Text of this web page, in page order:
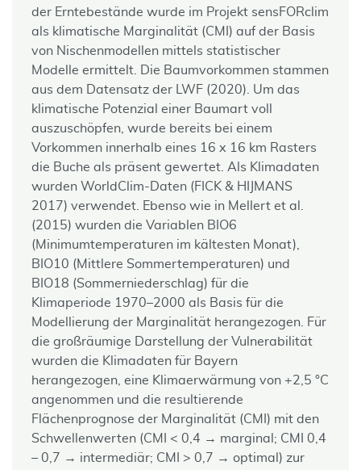
der Erntebestände wurde im Projekt sensFORclim
als klimatische Marginalität (CMI) auf der Basis
von Nischenmodellen mittels statistischer
Modelle ermittelt. Die Baumvorkommen stammen
aus dem Datensatz der LWF (2020). Um das
klimatische Potenzial einer Baumart voll
auszuschöpfen, wurde bereits bei einem
Vorkommen innerhalb eines 16 x 16 km Rasters
die Buche als präsent gewertet. Als Klimadaten
wurden WorldClim-Daten (FICK & HIJMANS
2017) verwendet. Ebenso wie in Mellert et al.
(2015) wurden die Variablen BIO6
(Minimumtemperaturen im kältesten Monat),
BIO10 (Mittlere Sommertemperaturen) und
BIO18 (Sommerniederschlag) für die
Klimaperiode 1970–2000 als Basis für die
Modellierung der Marginalität herangezogen. Für
die großräumige Darstellung der Vulnerabilität
wurden die Klimadaten für Bayern
herangezogen, eine Klimaerwärmung von +2,5 °C
angenommen und die resultierende
Flächenprognose der Marginalität (CMI) mit den
Schwellenwerten (CMI < 0,4 → marginal; CMI 0,4
– 0,7 → intermediär; CMI > 0,7 → optimal) zur